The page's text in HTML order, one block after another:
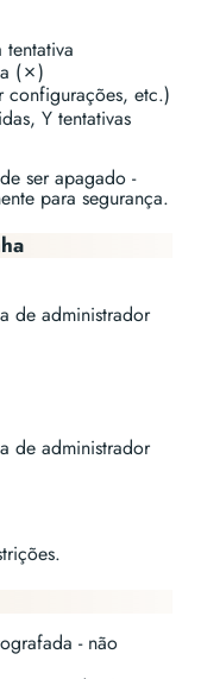
(✗)
configurações, etc.)
Y tentativas
ser apagado -
para segurança.
de administrador
de administrador
- não